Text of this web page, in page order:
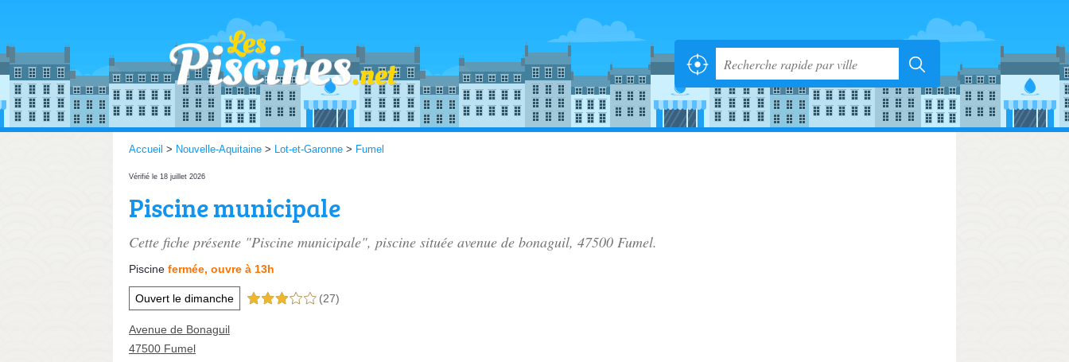
Accueil > Nouvelle-Aquitaine > Lot-et-Garonne > Fumel
Vérifié le 18 juillet 2026
Piscine municipale
Cette fiche présente "Piscine municipale", piscine située avenue de bonaguil, 47500 Fumel.
Piscine fermée, ouvre à 13h
Ouvert le dimanche 3,0 étoiles sur 5 (27)
Avenue de Bonaguil
47500 Fumel